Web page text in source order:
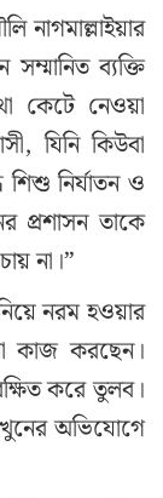
নাগমাল্লাইয়ার
ব্যক্তি
কেটে নেওয়া
যিনি কিউবা
নির্যাতন ও
প্রশাসন তাকে
না।”
নরম হওয়ার
কাজ করছেন।
করে তুলব।
অভিযোগে